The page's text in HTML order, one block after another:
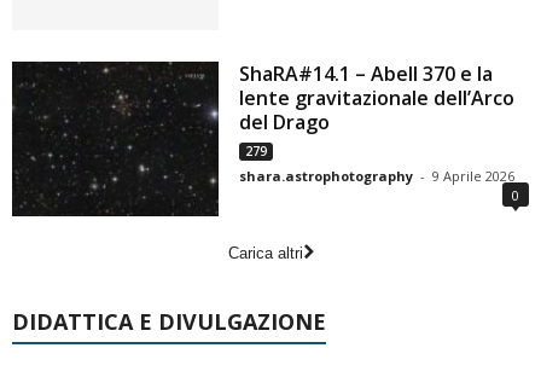
ShaRA#14.1 – Abell 370 e la
lente gravitazionale dell’Arco
del Drago
279
shara.astrophotography - 9 Aprile 2026
0
Carica altri
DIDATTICA E DIVULGAZIONE